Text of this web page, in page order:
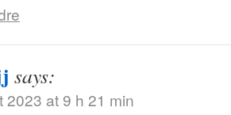
says:
2023 at 9 h 21 min